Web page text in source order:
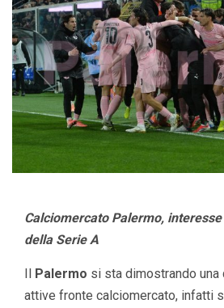
Calciomercato Palermo,
della Serie A
Il Palermo si sta dimostrando una
attive fronte calciomercato, infatti